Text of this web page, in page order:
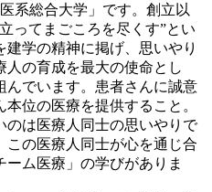
系総合大学」です。創立以
ってまごころを尽くす”とい
建学の精神に掲げ、思いやり
人の育成を最大の使命とし
んでいます。患者さんに誠意
位の医療を提供すること。
のは医療人同士の思いやりで
この医療人同士が心を通じ合
ム医療」の学びがありま